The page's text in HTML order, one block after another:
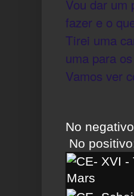
Vou dar um
fazer e o
Tirei uma
uma para
Vamos ver
No